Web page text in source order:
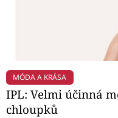
MÓDA A KRÁSA
IPL: Velmi účinná
chloupků